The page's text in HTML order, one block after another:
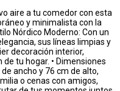
aire a tu comedor con esta
y minimalista con la
Nórdico Moderno: Con un
sus líneas limpias y
decoración interior,
tu hogar. • Dimensiones
ancho y 76 cm de alto,
o cenas con amigos,